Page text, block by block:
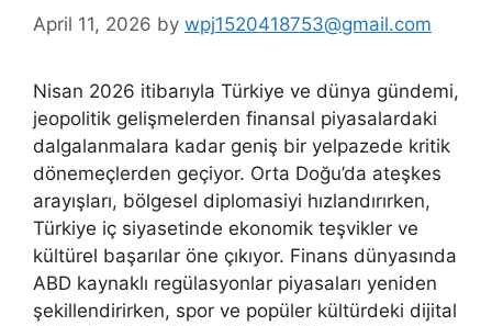
April 11, 2026 by wpj1520418753@gmail.com
Nisan 2026 itibarıyla Türkiye ve dünya gündemi,
jeopolitik gelişmelerden finansal piyasalardaki
dalgalanmalara kadar geniş bir yelpazede kritik
dönemeçlerden geçiyor. Orta Doğu’da ateşkes
arayışları, bölgesel diplomasiyi hızlandırırken,
Türkiye iç siyasetinde ekonomik teşvikler ve
kültürel başarılar öne çıkıyor. Finans dünyasında
ABD kaynaklı regülasyonlar piyasaları yeniden
şekillendirirken, spor ve popüler kültürdeki dijital